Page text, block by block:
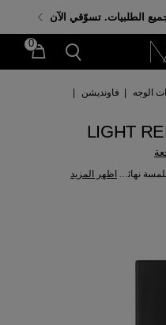
احصلي على هدايا مجانية عند إنفاق 350 د.إ. باستخدام الكود:
الطلبيات. تسوّقي الآن
0
الوجه فاونديشن
كريم أساس متقدم للمكياج والعناية بالبشرة بلمسة نهائية طبيعية تنعم على الفور ، مع تحسين نقاء البشرة بمرور الوقت. اظهر المزيد